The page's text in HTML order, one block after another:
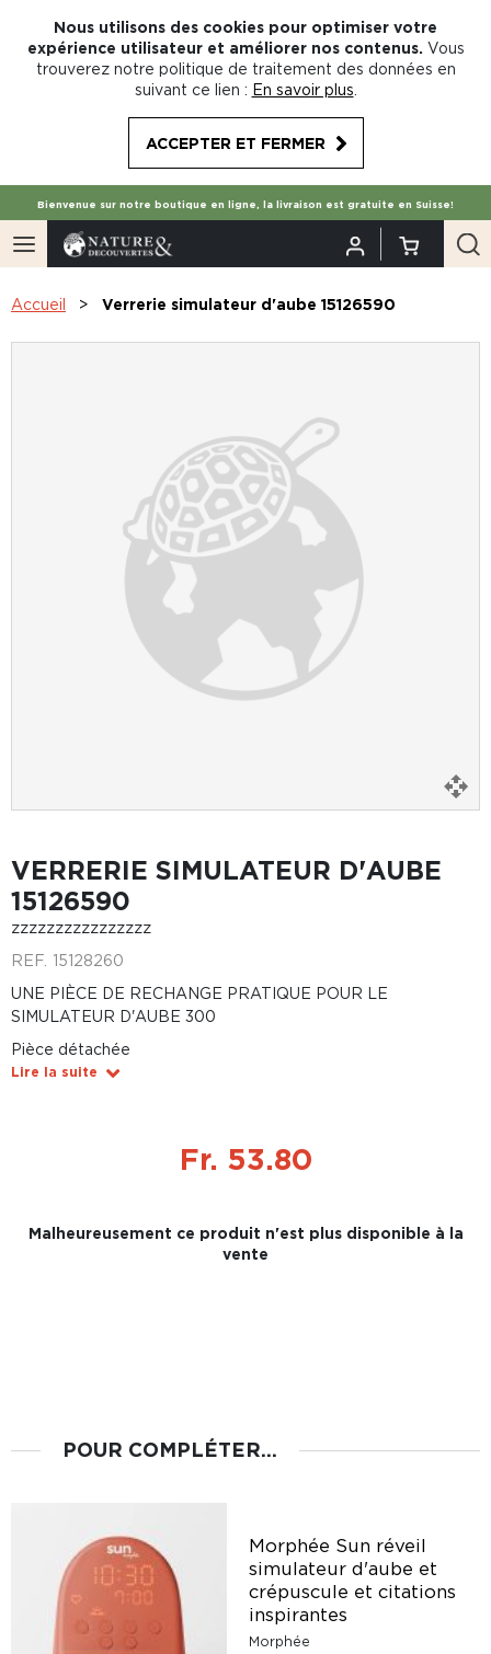
Nous utilisons des cookies pour optimiser votre
expérience utilisateur et améliorer nos contenus. Vous
trouverez notre politique de traitement des données en
suivant ce lien : En savoir plus
ACCEPTER ET FERMER
Bienvenue sur notre boutique en ligne, la livraison est gratuite en Suisse!
Accueil Verrerie simulateur d'aube 15126590
VERRERIE SIMULATEUR D'AUBE
15126590
zzzzzzzzzzzzzzzz
REF. 15128260
UNE PIÈCE DE RECHANGE PRATIQUE POUR LE
SIMULATEUR D'AUBE 300
Pièce détachée
Lire la suite
Fr. 53.80
Malheureusement ce produit n'est plus disponible à la
vente
POUR COMPLÉTER...
Morphée Sun réveil
simulateur d'aube et
crépuscule et citations
inspirantes
Morphée